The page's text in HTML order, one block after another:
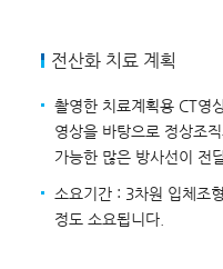
전산화 치료 계획
촬영한 치료계획용 CT영
영상을 바탕으로 정상조
가능한 많은 방사선이 전
소요기간 : 3차원 입체조
정도 소요됩니다.